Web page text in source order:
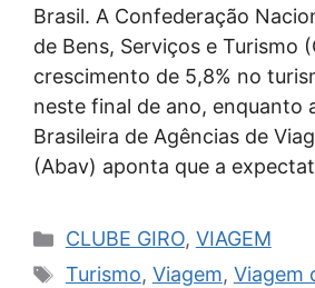
Brasil. A Confederação
de Bens, Serviços e Turismo
crescimento de 5,8% no
neste final de ano, enquanto
Brasileira de Agências de
(Abav) aponta que a
Categorias
CLUBE GIRO, VIAGEM
Tags
Turismo, Viagem, Viagem